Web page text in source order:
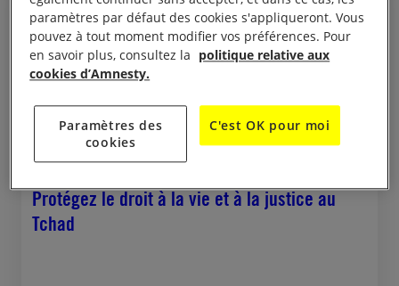
COMMUNIQUÉ DE PRESSE
Protégez le droit à la vie et à la justice au
Tchad
paramètres par défaut des cookies s'appliqueront. Vous
pouvez à tout moment modifier vos préférences. Pour
en savoir plus, consultez la politique relative aux
cookies d’Amnesty.
Paramètres des
cookies
C'est OK pour moi